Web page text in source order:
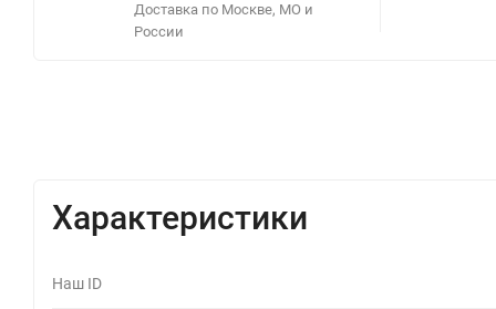
Доставка по Москве, МО и
России
Характеристики
Наш ID